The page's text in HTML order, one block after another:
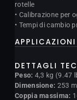
rotelle
• Calibrazione per
• Tempi di cambio
APPLICAZIONI
DETTAGLI
Peso: 4,3 kg (9.47
Dimensione: 253
Coppia massima: